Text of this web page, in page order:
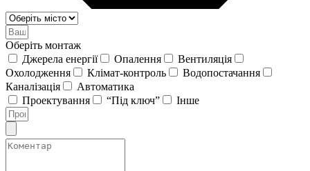
Оберіть монтаж
Джерела енергії
Опалення
Вентиляція
Охолодження
Клімат-контроль
Водопостачання
Каналізація
Автоматика
Проектування
“Під ключ” Інше